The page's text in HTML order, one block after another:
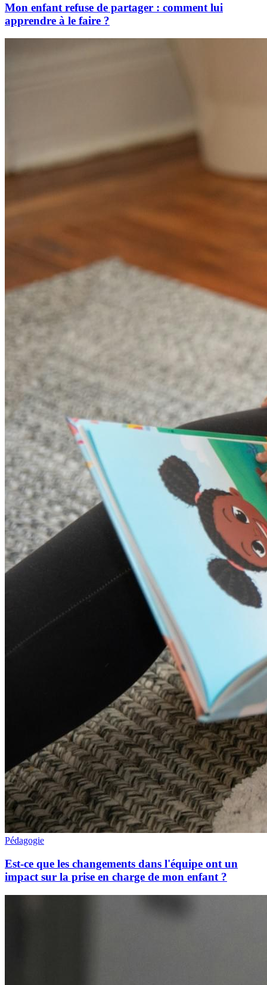
Mon enfant refuse de partager : comment lui
apprendre à le faire ?
Pédagogie
Est-ce que les changements dans l'équipe ont un
impact sur la prise en charge de mon enfant ?